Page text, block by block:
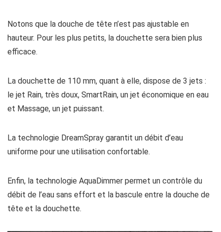
Notons que la douche de tête n’est pas ajustable en
hauteur. Pour les plus petits, la douchette sera bien plus
efficace.
La douchette de 110 mm, quant à elle, dispose de 3 jets :
le jet Rain, très doux, SmartRain, un jet économique en eau
et Massage, un jet puissant.
La technologie DreamSpray garantit un débit d’eau
uniforme pour une utilisation confortable.
Enfin, la technologie AquaDimmer permet un contrôle du
débit de l’eau sans effort et la bascule entre la douche de
tête et la douchette.